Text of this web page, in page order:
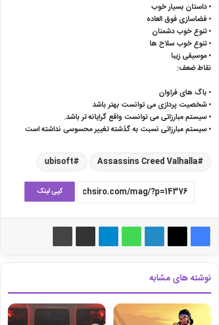
• داستان بسیار خوب
• فضاسازی فوق العاده
• تنوع خوب دشمنان
• تنوع خوب سلاح ها
• موسیقی زیبا
نقاط ضعف:
• باگ های فراوان
• شخصیت پردازی می توانست بهتر باشد
• سیستم مبارزاتی می توانست واقع گرایانه تر باشد.
• سیستم مبارزاتی نسبت به گذشته تغییر محسوسی نداشته است
Assassins Creed Valhalla
ubisoft
کپی لینک
لینکدین واتس آپ تلگرام اشتراک گذاری از طریق ایمیل چاپ
نوشته های مشابه